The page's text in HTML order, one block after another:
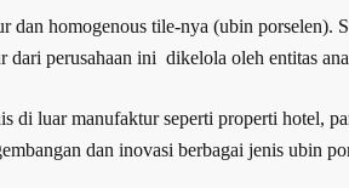
homogenous tile-nya (ubin porselen).
dari perusahaan ini dikelola oleh entitas
luar manufaktur seperti properti hotel,
dan inovasi berbagai jenis ubin